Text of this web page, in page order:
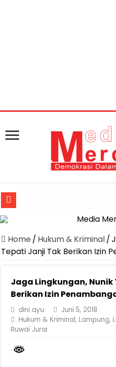
Jasa Raharja Serahkan Santunan
Dirut Jasa Raharja Dampingi
Pastikan Pelayanan Maksimal,
Jasa Raharja Jamin Seluruh
Gubernur Mirza Ajak IAI Darul
Purnama Wulan Sari Mirza Buka
Purnama Wulan Sari Mirza Lepas
Gelar Audiensi, Jasa Raharja
Home / Hukum & Kriminal/
Tepati Janji Tak Berikan Izin
Jaga Lingkungan,
Berikan Izin
dini ayu
Juni 5, 2018
Hukum & Kriminal,Lampung,
Ruwai Jurai